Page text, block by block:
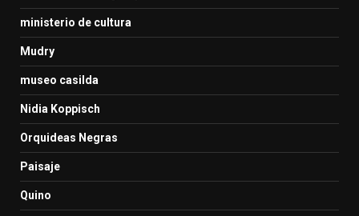
ministerio de cultura
Mudry
museo casilda
Nidia Koppisch
Orquideas Negras
Paisaje
Quino